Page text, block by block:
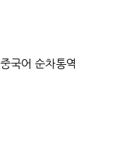
국어 순차통역